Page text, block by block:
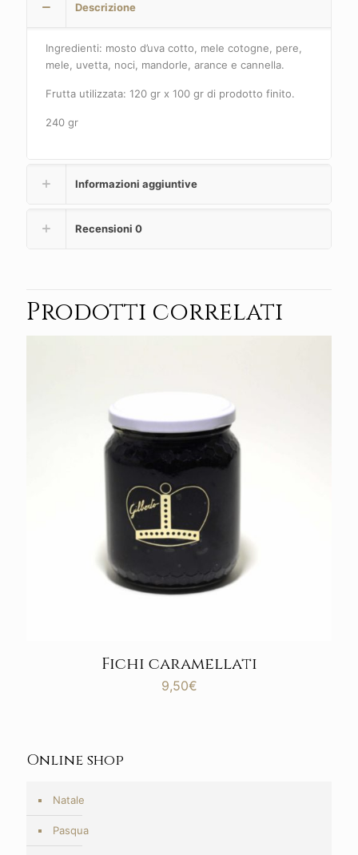
Descrizione
Ingredienti: mosto d’uva cotto, mele cotogne, pere,
mele, uvetta, noci, mandorle, arance e cannella.
Frutta utilizzata: 120 gr x 100 gr di prodotto finito.
240 gr
Informazioni aggiuntive
Recensioni 0
Prodotti correlati
Fichi caramellati
9,50€
Online shop
Natale
Pasqua